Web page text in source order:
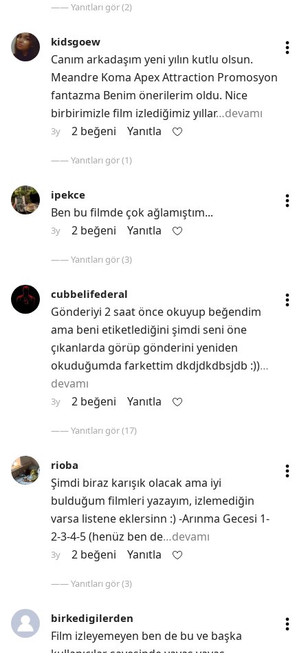
—— Yanıtları gör (2)
kidsgoew
Canım arkadaşım yeni yılın kutlu olsun.
Meandre Koma Apex Attraction Promosyon
fantazma Benim önerilerim oldu. Nice
birbirimizle film izlediğimiz yıllar…devamı
3y 2 beğeni Yanıtla
—— Yanıtları gör (1)
ipekce
Ben bu filmde çok ağlamıştım...
3y 2 beğeni Yanıtla
—— Yanıtları gör (3)
cubbelifederal
Gönderiyi 2 saat önce okuyup beğendim
ama beni etiketlediğini şimdi seni öne
çıkanlarda görüp gönderini yeniden
okuduğumda farkettim dkdjdkdbsjdb :))…
devamı
3y 2 beğeni Yanıtla
—— Yanıtları gör (17)
rioba
Şimdi biraz karışık olacak ama iyi
bulduğum filmleri yazayım, izlemediğin
varsa listene eklersinn :) -Arınma Gecesi 1-
2-3-4-5 (henüz ben de…devamı
3y 2 beğeni Yanıtla
—— Yanıtları gör (3)
birkedigilerden
Film izleyemeyen ben de bu ve başka